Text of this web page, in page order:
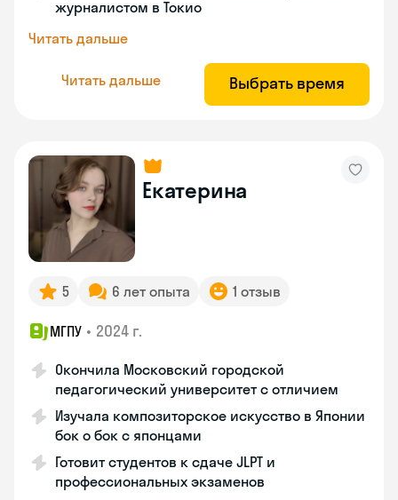
журналистом в Токио
Читать дальше
Читать дальше Выбрать время
Екатерина
5 6 лет опыта 1 отзыв
МГПУ • 2024 г.
Окончила Московский городской
педагогический университет с отличием
Изучала композиторское искусство в Японии
бок о бок с японцами
Готовит студентов к сдаче JLPT и
профессиональных экзаменов